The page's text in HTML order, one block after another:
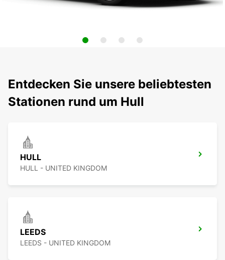
Entdecken Sie unsere beliebtesten
Stationen rund um Hull
HULL
HULL - UNITED KINGDOM
LEEDS
LEEDS - UNITED KINGDOM